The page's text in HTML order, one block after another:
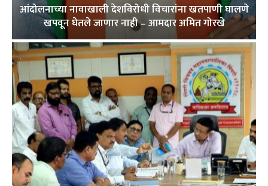
आंदोलनाच्या नावाखाली देशविरोधी विचारांना खतपाणी घालणे
खपवून घेतले जाणार नाही – आमदार अमित गोरखे